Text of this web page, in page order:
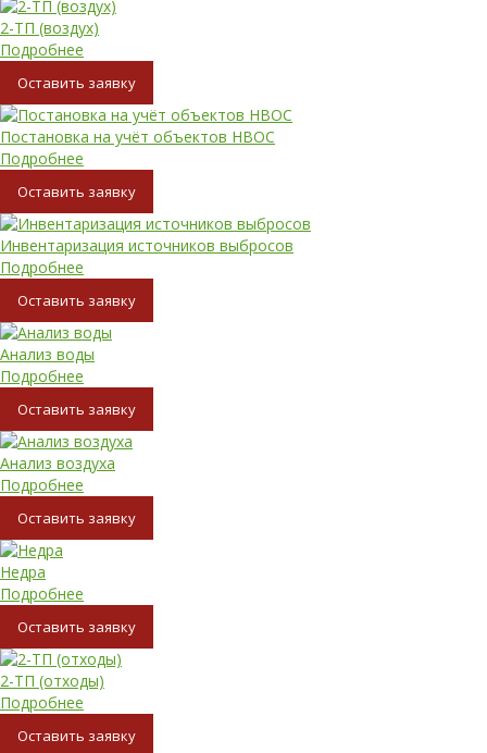
2-ТП (воздух)
Подробнее
Oставить заявку
Постановка на учёт объектов НВОС
Подробнее
Oставить заявку
Инвентаризация источников выбросов
Подробнее
Oставить заявку
Анализ воды
Подробнее
Oставить заявку
Анализ воздуха
Подробнее
Oставить заявку
Недра
Подробнее
Oставить заявку
2-ТП (отходы)
Подробнее
Oставить заявку